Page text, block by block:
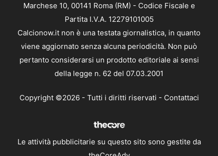
Marchese 10, 00141 Roma (RM) - Codice Fiscale e
Partita I.V.A. 12279101005
Calcionow.it non è una testata giornalistica, in quanto
viene aggiornato senza alcuna periodicità. Non può
pertanto considerarsi un prodotto editoriale ai sensi
della legge n. 62 del 07.03.2001
Copyright ©2026 - Tutti i diritti riservati - Contattaci
Le attività pubblicitarie su questo sito sono gestite da